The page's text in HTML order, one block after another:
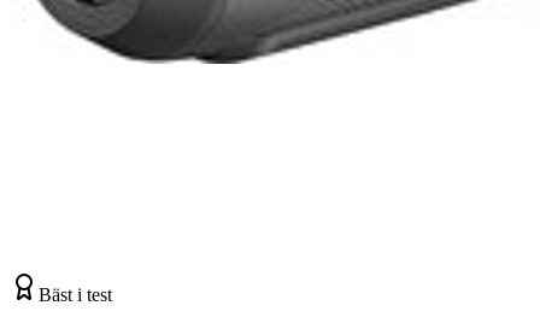
Bäst i test